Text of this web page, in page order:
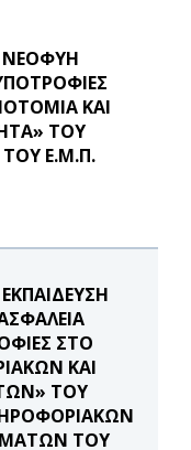
ΝΕΟΦΥΗ
ΚΑΙ
ΤΟΥ
ΤΟΥ Ε.Μ.Π.
ΣΤΟ
ΚΑΙ
ΤΟΥ
ΤΟΥ